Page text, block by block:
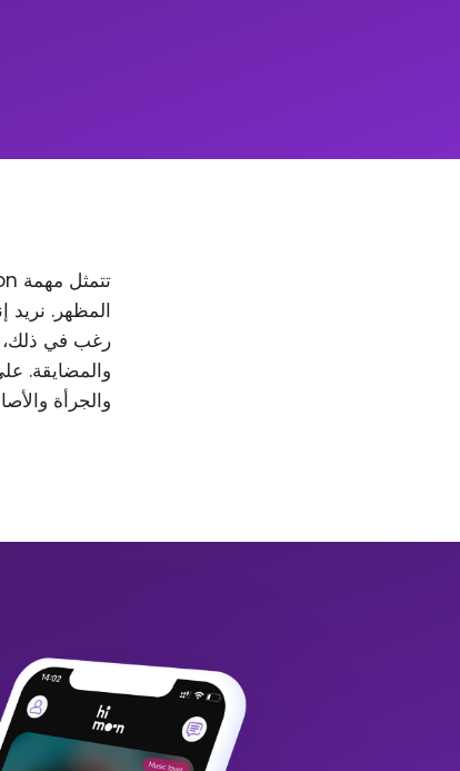
والمضايقة.
والجرأة